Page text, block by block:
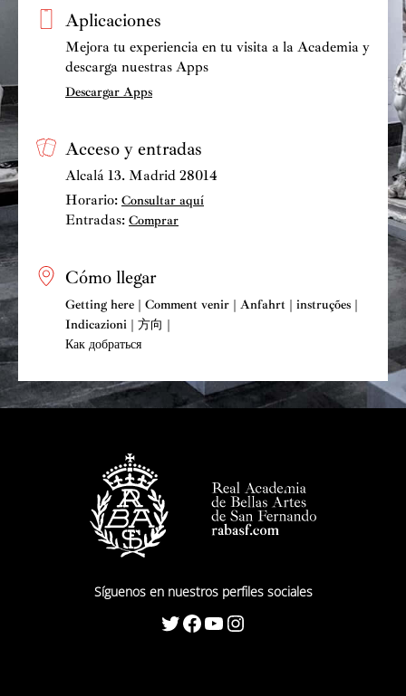
recién fallecida soprano mexicana Violeta Dávalos.
Aplicaciones
Mejora tu experiencia en tu visita a la Academia y
descarga nuestras Apps
Descargar Apps
Acceso y entradas
Alcalá 13. Madrid 28014
Horario: Consultar aquí
Entradas: Comprar
Cómo llegar
Getting here | Comment venir | Anfahrt | instruções |
Indicazioni | 方向 |
Как добраться
Síguenos en nuestros perfiles sociales
Twitter Facebook YouTube Instagram